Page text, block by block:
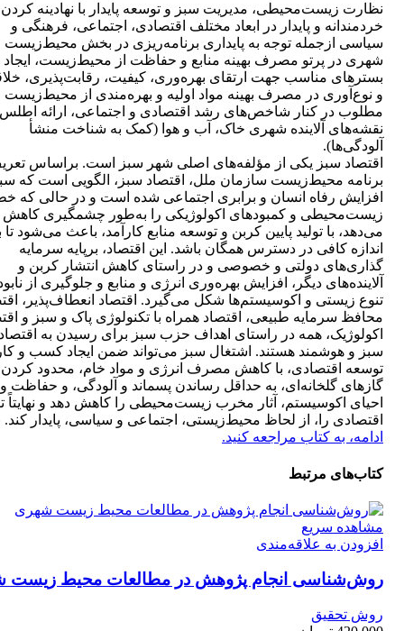
نظارت زیست‌محیطی، مدیریت سبز و توسعه پایدار با نهادینه کردن
خردمندانه و پایدار در ابعاد مختلف اقتصادی، اجتماعی، فرهنگی و
سیاسی ازجمله توجه به پایداری برنامه‌ریزی در بخش محیط‌زیست
شهری در پرتو مصرف بهینه منابع و حفاظت از محیط‌زیست، ایجاد
بسترهای مناسب جهت ارتقای بهره‌وری، کیفیت، رقابت‌پذیری،
و نوع‌آوری در مصرف بهینه مواد اولیه و بهره‌مندی از محیط‌زیست
مطلوب در کنار شاخص‌های رشد اقتصادی و اجتماعی، ارائه اطلس
نقشه‌های آلاینده شهری خاک، آب و هوا (کمک به شناخت منشأ
آلودگی‌ها).
اقتصاد سبز یکی از مؤلفه‌های اصلی شهر سبز است. براساس
برنامه محیط‌زیست سازمان ملل، اقتصاد سبز، الگویی است که
افزایش رفاه انسان و برابری اجتماعی شده است و در حالی که
زیست‌محیطی و کمبودهای اکولوژیکی را به‌طور چشمگیری کاهش
می‌دهد، با تولید پایین کربن و توسعه منابع کارآمد، باعث می‌شود تا
اندازه کافی در دسترس همگان باشد. این اقتصاد، برپایه سرمایه
گذاری‌های دولتی و خصوصی و در راستای کاهش انتشار کربن و
آلاینده‌های دیگر، افزایش بهره‌وری انرژی و منابع و جلوگیری از
تنوع زیستی و اکوسیستم‌ها شکل می‌گیرد. اقتصاد انعطاف‌پذیر،
محافظ سرمایه طبیعی، اقتصاد همراه با تکنولوژی پاک و سبز و
اکولوژیک، همه در راستای اهداف حزب سبز برای رسیدن به
سبز و هوشمند هستند. اشتغال سبز می‌تواند ضمن ایجاد کسب و
توسعه اقتصادی، با کاهش مصرف انرژی و مواد خام، محدود کردن
گازهای گلخانه‌ای، به حداقل رساندن پسماند و آلودگی، و حفاظت و
احیای اکوسیستم، آثار مخرب زیست‌محیطی را کاهش دهد و نهایتاً
اقتصادی را، از لحاظ محیط‌زیستی، اجتماعی و سیاسی، پایدار کند.
ادامه، به کتاب مراجعه کنید.
کتاب‌های مرتبط
مشاهده سریع
افزودن به علاقه‌مندی
روش‌شناسی انجام پژوهش در مطالعات محیط‌ زیست
روش تحقیق